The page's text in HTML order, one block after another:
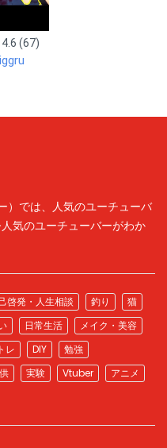
4.6 (67)
）では、人気のユーチューバ
気のユーチューバーがわか
啓発・人生相談 釣り
猫
日常生活
メイク・美容
レ DIY
勉強
実験 Vtuber
アニメ